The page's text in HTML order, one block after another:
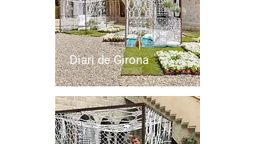
Diari de Girona